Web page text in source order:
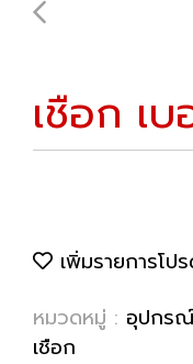
เชือก เ
เพิ่มรายการโป
หมวดหมู่ : อุปกรณ์
เชือก